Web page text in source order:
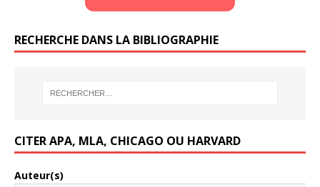
RECHERCHE DANS LA BIBLIOGRAPHIE
CITER APA, MLA, CHICAGO OU HARVARD
Auteur(s)